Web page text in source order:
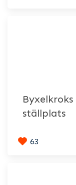
Byxelkroks
ställplats
63